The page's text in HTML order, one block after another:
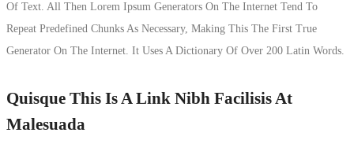
Of Text. All Then Lorem Ipsum Generators On The Internet Tend To
Repeat Predefined Chunks As Necessary, Making This The First True
Generator On The Internet. It Uses A Dictionary Of Over 200 Latin Words.
Quisque This Is A Link Nibh Facilisis At
Malesuada